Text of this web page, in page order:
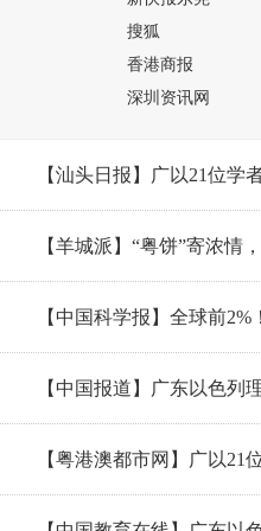
搜狐
香港商报
深圳资讯网
【汕头日报】广以21位学
【羊城派】“粤饼”寄浓情
【中国科学报】全球前
【中国报道】广东以色列
【粤港澳都市网】广以21